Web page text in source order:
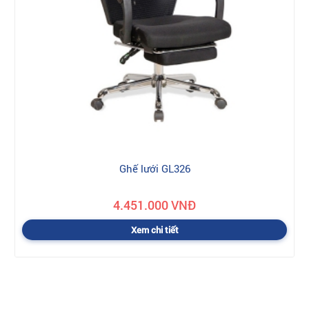
Ghế lưới GL326
4.451.000 VNĐ
Xem chi tiết